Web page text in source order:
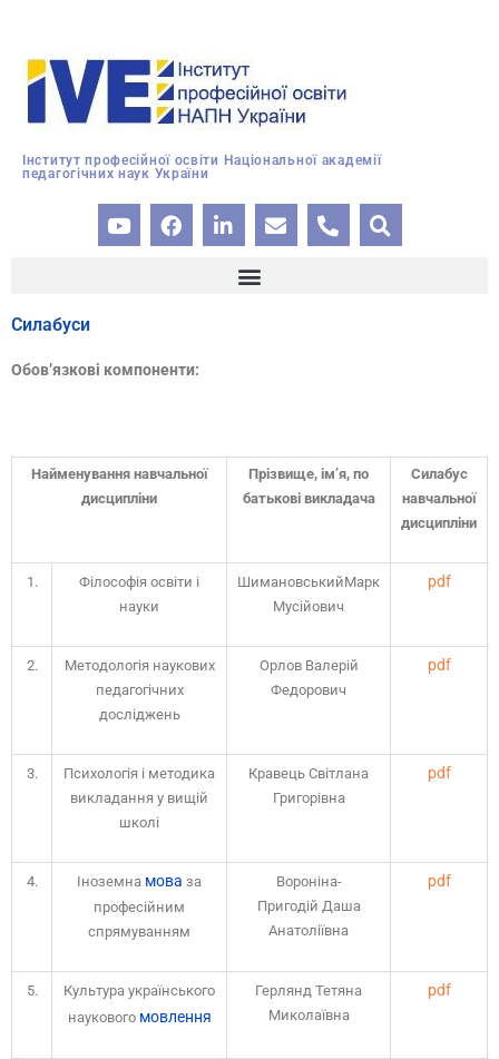
Інститут професійної освіти Національної академії
педагогічних наук України
Силабуси
Обов’язкові компоненти:
Найменування навчальної
дисципліни
Прізвище, ім’я, по
батькові викладача
Силабус
навчальної
дисципліни
1.
Філософія освіти і
науки
ШимановськийМарк
Мусійович
pdf
2.
Методологія наукових
педагогічних
досліджень
Орлов Валерій
Федорович
pdf
3.
Психологія і методика
викладання у вищій
школі
Кравець Світлана
Григорівна
pdf
4. Іноземна мова за
професійним
спрямуванням
Вороніна-
Пригодій Даша
Анатоліївна
pdf
5.
Культура українського
наукового мовлення
Герлянд Тетяна
Миколаївна
pdf